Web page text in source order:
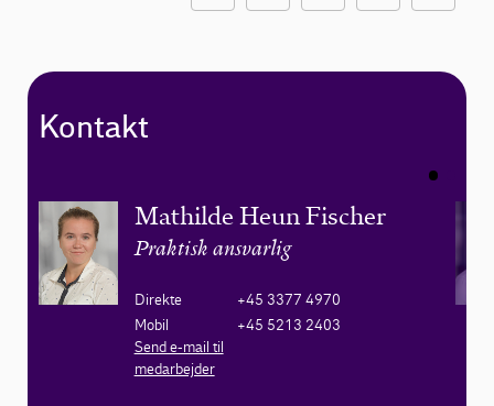
Kontakt
Mathilde Heun Fischer
Praktisk ansvarlig
Direkte
+45 3377 4970
Mobil
+45 5213 2403
Send e-mail til
medarbejder